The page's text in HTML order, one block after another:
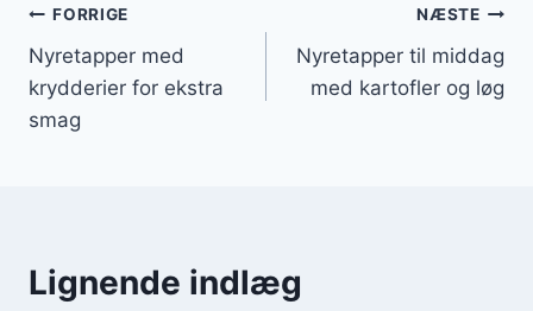
Indlægsnavigation
FORRIGE
Nyretapper med
krydderier for ekstra
smag
NÆSTE
Nyretapper til middag
med kartofler og løg
Lignende indlæg